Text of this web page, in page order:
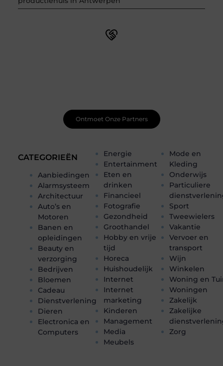
CATEGORIEËN
Aanbiedingen
Alarmsysteem
Architectuur
Auto’s en
Motoren
Banen en
opleidingen
Beauty en
verzorging
Bedrijven
Bloemen
Cadeau
Dienstverlening
Dieren
Electronica en
Computers
Energie
Entertainment
Eten en
drinken
Financieel
Fotografie
Gezondheid
Groothandel
Hobby en vrije
tijd
Horeca
Huishoudelijk
Internet
Internet
marketing
Kinderen
Management
Media
Meubels
Mode en
Kleding
Onderwijs
Particuliere
Sport
Tweewielers
Vakantie
Vervoer en
transport
Wijn
Winkelen
Woning en
Woningen
Zakelijk
Zakelijke
Zorg
Ontmoet Onze Partners